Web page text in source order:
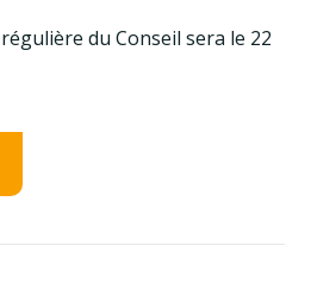
du Conseil sera le 22